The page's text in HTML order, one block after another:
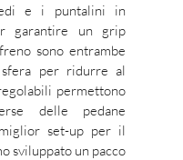
e i puntalini in
garantire un grip
sono entrambe
per ridurre al
permettono
delle pedane
set-up per il
sviluppato un pacco